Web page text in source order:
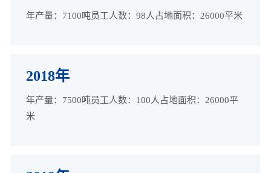
年产量：7100吨员工人数：98人占地面积：26000平米
2018年
年产量：7500吨员工人数：100人占地面积：26000平
米